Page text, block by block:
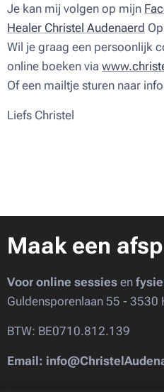
Je kan mij volgen op mijn
Healer Christel Audenaerd Op
Wil je graag een persoonlijk
online boeken via
Of een mailtje sturen naar
Liefs Christel ♥
Maak een
Voor online sessies en
Guldensporenlaan 55 - 3530
BTW: BE0710.812.139
Email: